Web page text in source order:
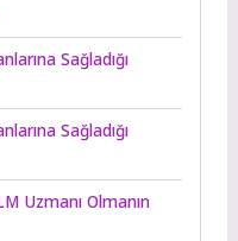
Sağladığı
Sağladığı
Uzmanı Olmanın